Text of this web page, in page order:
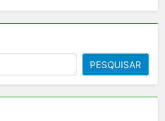
PESQUISAR